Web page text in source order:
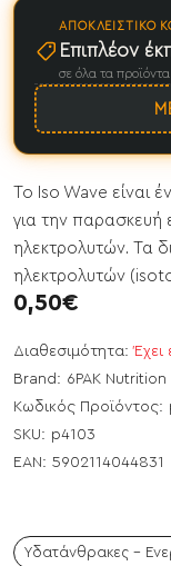
Διαθεσιμότητα: Έχει
Brand: 6PAK Nutrition
Κωδικός Προϊόντος:
SKU: p4103
EAN: 5902114044831
0,50€
ΑΠΟΚΛΕΙΣΤΙΚΌ
Επιπλέον
σε όλα τα
Το Iso Wave
για την
ηλεκτρολυτών. Τα
ηλεκτρολυτών
Υδατάνθρακες -